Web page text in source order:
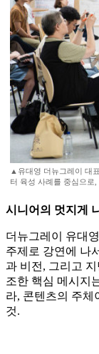
▲유대영 더뉴그레이 대
터 육성 사례를 중심으로
시니어의 멋지게
더뉴그레이 유대
주제로 강연에 나
과 비전, 그리고
조한 핵심 메시지
라, 콘텐츠의 주체
것.